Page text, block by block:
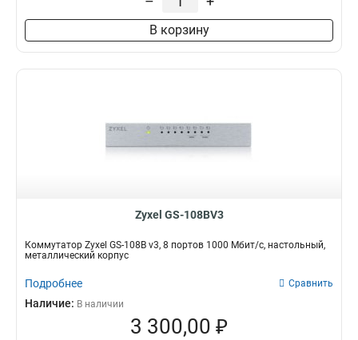
В корзину
Zyxel GS-108BV3
Коммутатор Zyxel GS-108B v3, 8 портов 1000 Мбит/с, настольный,
металлический корпус
Подробнее Сравнить
Наличие: В наличии
3 300,00 ₽